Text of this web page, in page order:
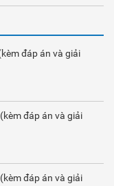
đáp án và giải
đáp án và giải
đáp án và giải